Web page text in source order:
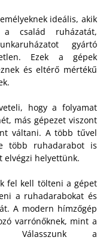
ideális, akik
a család ruházatát,
gyártó
Ezek a gépek
és eltérő mértékű
hogy a folyamat
más gépezet viszont
váltani. A több tűvel
több ruhadarabot is
elvégzi helyettünk.
fel kell tölteni a gépet
a ruhadarabokat és
A modern hímzőgép
varrónőknek, mint a
Válasszunk a